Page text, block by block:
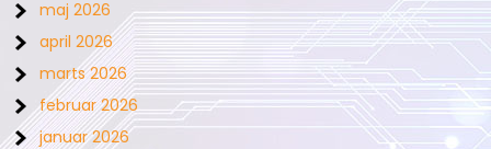
maj 2026
april 2026
marts 2026
februar 2026
januar 2026